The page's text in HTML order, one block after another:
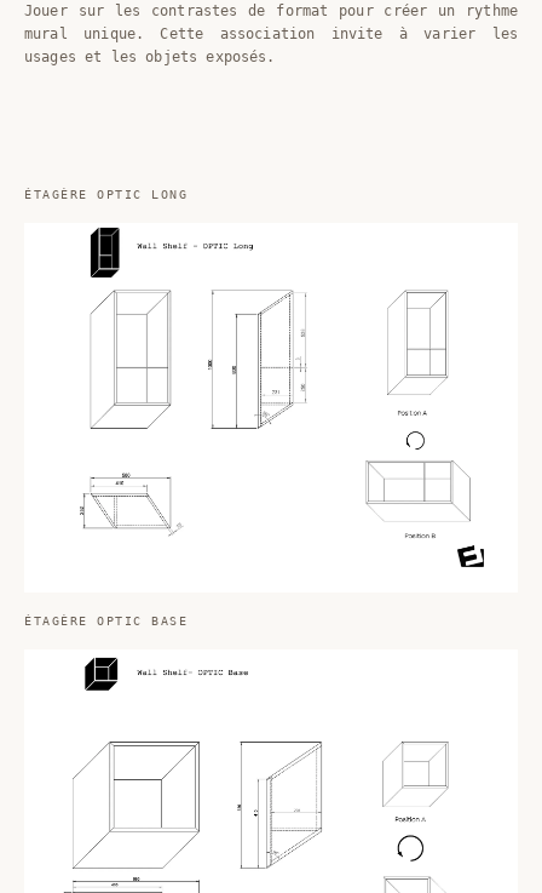
Jouer sur les contrastes de format pour créer un rythme
mural unique. Cette association invite à varier les
usages et les objets exposés.
ÉTAGÈRE OPTIC LONG
ÉTAGÈRE OPTIC BASE